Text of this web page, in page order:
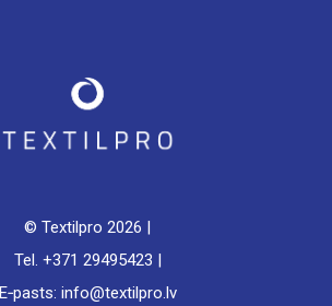
© Textilpro 2026 |
Tel. +371 29495423 |
E‑pasts: info@textilpro.lv